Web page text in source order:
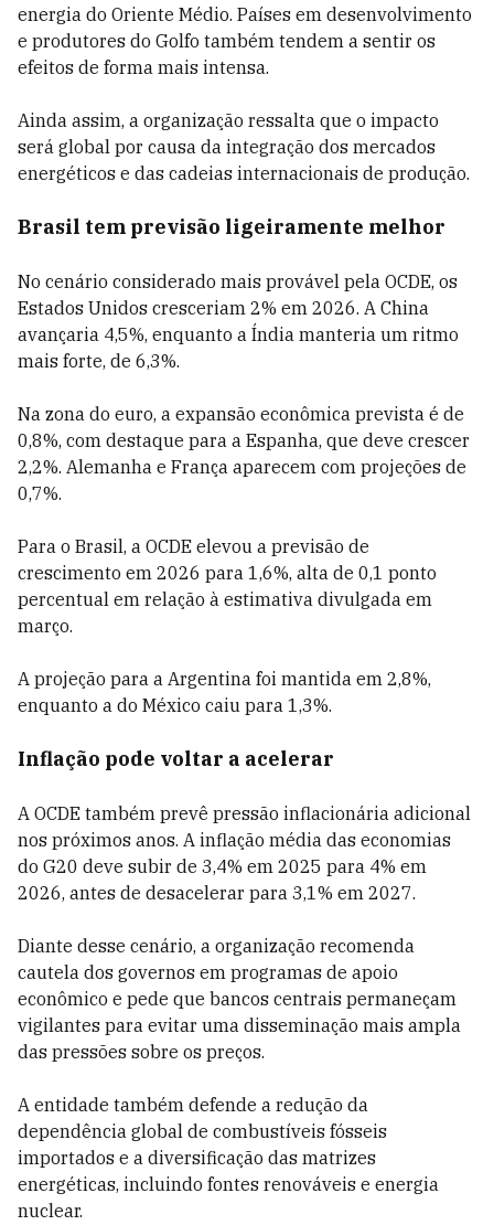
energia do Oriente Médio. Países em desenvolvimento
e produtores do Golfo também tendem a sentir os
efeitos de forma mais intensa.
Ainda assim, a organização ressalta que o impacto
será global por causa da integração dos mercados
energéticos e das cadeias internacionais de produção.
Brasil tem previsão ligeiramente melhor
No cenário considerado mais provável pela OCDE, os
Estados Unidos cresceriam 2% em 2026. A China
avançaria 4,5%, enquanto a Índia manteria um ritmo
mais forte, de 6,3%.
Na zona do euro, a expansão econômica prevista é de
0,8%, com destaque para a Espanha, que deve crescer
2,2%. Alemanha e França aparecem com projeções de
0,7%.
Para o Brasil, a OCDE elevou a previsão de
crescimento em 2026 para 1,6%, alta de 0,1 ponto
percentual em relação à estimativa divulgada em
março.
A projeção para a Argentina foi mantida em 2,8%,
enquanto a do México caiu para 1,3%.
Inflação pode voltar a acelerar
A OCDE também prevê pressão inflacionária adicional
nos próximos anos. A inflação média das economias
do G20 deve subir de 3,4% em 2025 para 4% em
2026, antes de desacelerar para 3,1% em 2027.
Diante desse cenário, a organização recomenda
cautela dos governos em programas de apoio
econômico e pede que bancos centrais permaneçam
vigilantes para evitar uma disseminação mais ampla
das pressões sobre os preços.
A entidade também defende a redução da
dependência global de combustíveis fósseis
importados e a diversificação das matrizes
energéticas, incluindo fontes renováveis e energia
nuclear.